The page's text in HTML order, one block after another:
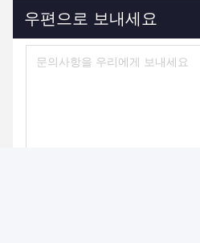
우편으로 보내세요